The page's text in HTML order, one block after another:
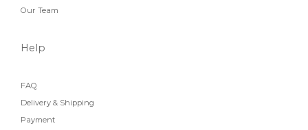
Our Team
Help
FAQ
Delivery & Shipping
Payment